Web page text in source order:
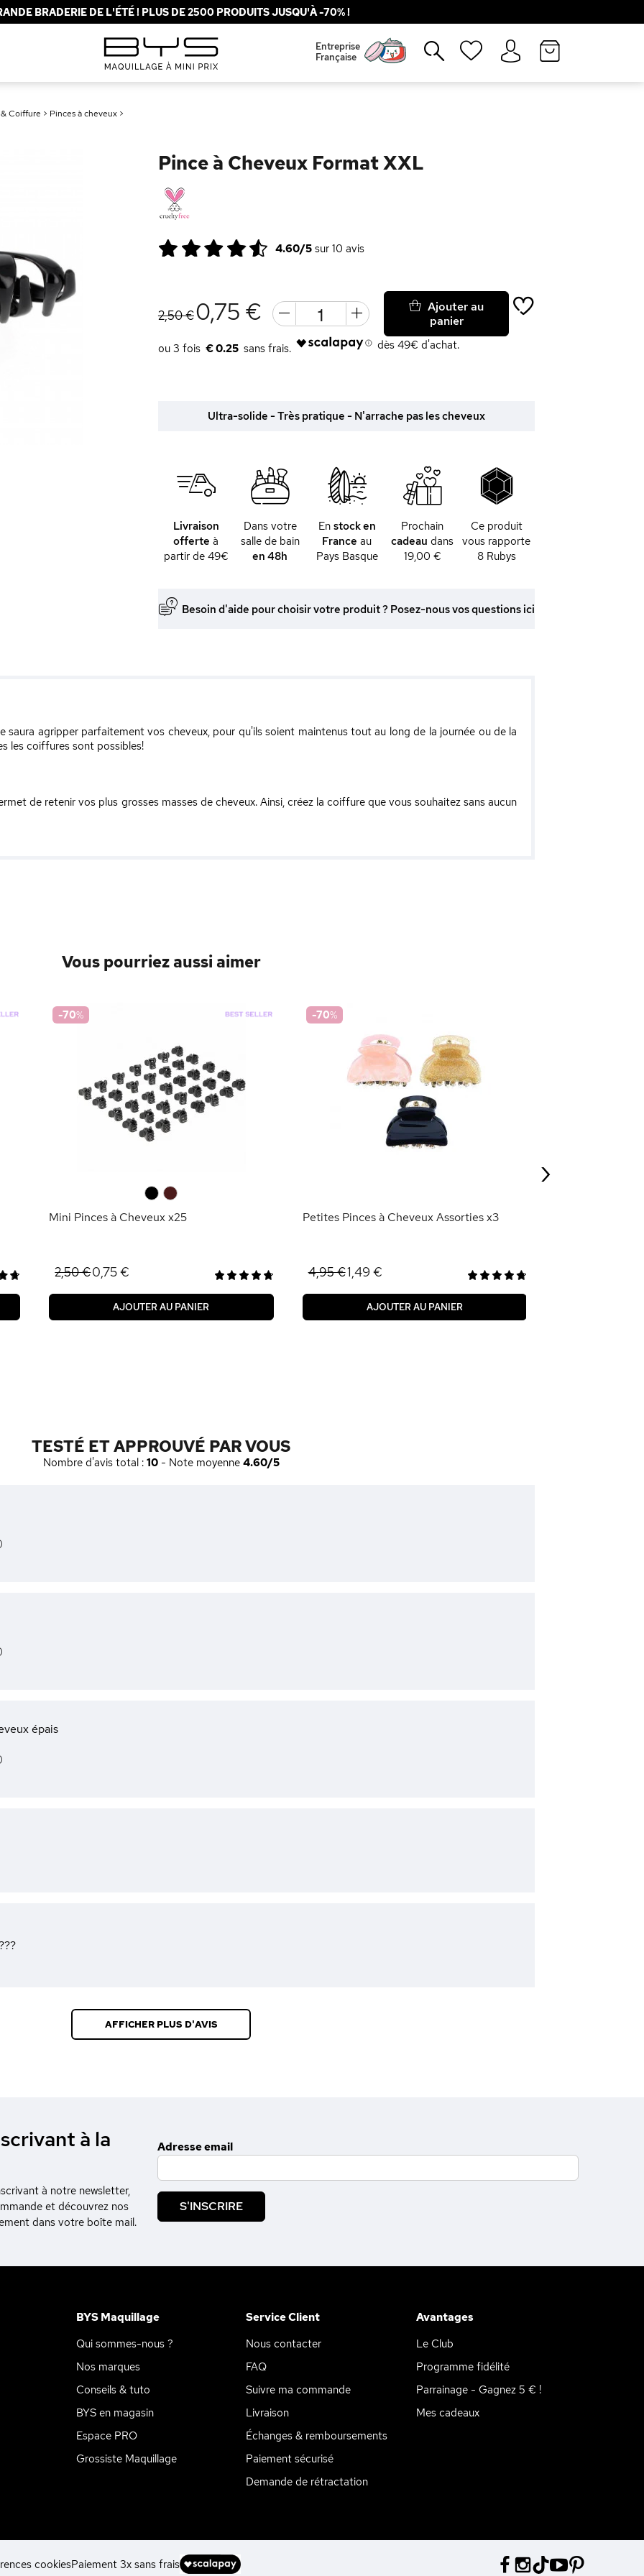
BRADERIE DE L'ÉTÉ ! PLUS DE 2500 PRODUITS JUSQU'À -70% !
Entreprise
Française
Coiffure > Pinces à cheveux>
Pince à Cheveux Format XXL
4.60/5sur 10 avis
2,50 €0,75 €
€ 0.25 dès 49€ d'achat.
Ajouter au
panier
Ultra-solide - Très pratique - N'arrache pas les cheveux
Livraison
offerte à
partir de 49€
Dans votre
salle de bain
en 48h
En stock en
France au
Pays Basque
Prochain
cadeau dans
19,00 €
Ce produit
vous rapporte
8Rubys
Besoin d'aide pour choisir votre produit ? Posez-nous vos questions ici
saura agripper parfaitement vos cheveux, pour qu'ils soient maintenus tout au long de la journée ou de la
les coiffures sont possibles!
de retenir vos plus grosses masses de cheveux. Ainsi, créez la coiffure que vous souhaitez sans aucun
Vous pourriez aussi aimer
-70%
Mini Pinces à Cheveux x25
2,50 €0,75 €
AJOUTER AU PANIER
-70%
Petites Pinces à Cheveux Assorties x3
4,95 €1,49 €
AJOUTER AU PANIER
›
TESTÉ ET APPROUVÉ PAR VOUS
Nombre d'avis total : 10- Note moyenne 4.60/5
épais
AFFICHER PLUS D'AVIS
à la
à notre newsletter,
et découvrez nos
dans votre boîte mail.
Adresse email
S'INSCRIRE
BYS Maquillage
Qui sommes-nous ?
Nos marques
Conseils & tuto
BYS en magasin
Espace PRO
Grossiste Maquillage
Service Client
Nous contacter
FAQ
Suivre ma commande
Livraison
Échanges & remboursements
Paiement sécurisé
Demande de rétractation
Avantages
Le Club
Programme fidélité
Parrainage - Gagnez 5 € !
Mes cadeaux
cookiesPaiement 3x sans frais